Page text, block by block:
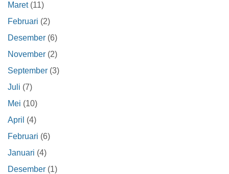
Maret(11)
Februari (2)
Desember (6)
November (2)
September (3)
Juli (7)
Mei (10)
April (4)
Februari (6)
Januari (4)
Desember (1)